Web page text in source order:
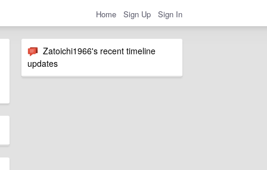
Home Sign Up Sign In
Zatoichi1966's recent timeline
updates